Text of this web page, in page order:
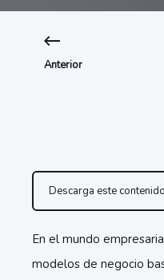
Anterior
Descarga este
En el mundo
modelos de negocio